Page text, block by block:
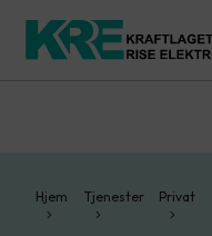
Hjem Tjenester Privat